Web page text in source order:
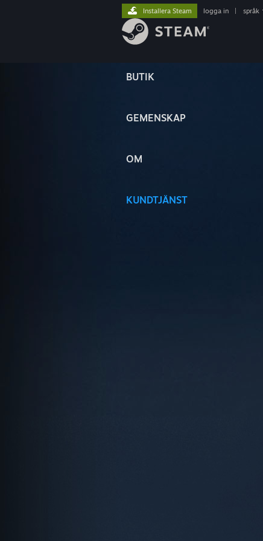
BUTIK
GEMENSKAP
OM
KUNDTJÄNST
Installera Steam logga in språk